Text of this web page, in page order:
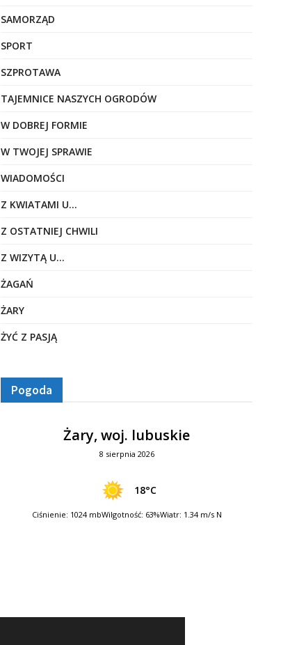
SAMORZĄD
SPORT
SZPROTAWA
TAJEMNICE NASZYCH OGRODÓW
W DOBREJ FORMIE
W TWOJEJ SPRAWIE
WIADOMOŚCI
Z KWIATAMI U…
Z OSTATNIEJ CHWILI
Z WIZYTĄ U…
ŻAGAŃ
ŻARY
ŻYĆ Z PASJĄ
Pogoda
Żary, woj. lubuskie
8 sierpnia 2026
18°C
Ciśnienie: 1024 mbWilgotność: 63%Wiatr: 1.34 m/s N